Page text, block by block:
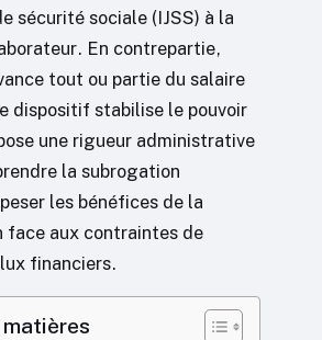
sécurité sociale (IJSS) à la
En contrepartie,
tout ou partie du salaire
dispositif stabilise le pouvoir
une rigueur administrative
la subrogation
les bénéfices de la
aux contraintes de
financiers.